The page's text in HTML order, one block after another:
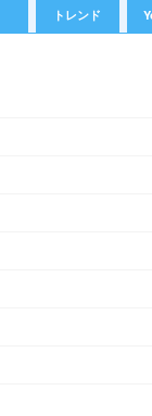
トレンド